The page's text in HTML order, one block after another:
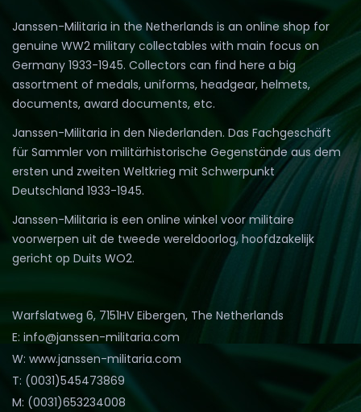
Janssen-Militaria in the Netherlands is an online shop for
genuine WW2 military collectables with main focus on
Germany 1933-1945. Collectors can find here a big
assortment of medals, uniforms, headgear, helmets,
documents, award documents, etc.
Janssen-Militaria in den Niederlanden. Das Fachgeschäft
für Sammler von militärhistorische Gegenstände aus dem
ersten und zweiten Weltkrieg mit Schwerpunkt
Deutschland 1933-1945.
Janssen-Militaria is een online winkel voor militaire
voorwerpen uit de tweede wereldoorlog, hoofdzakelijk
gericht op Duits WO2.
Warfslatweg 6, 7151HV Eibergen, The Netherlands
E: info@janssen-militaria.com
W: www.janssen-militaria.com
T: (0031)545473869
M: (0031)653234008